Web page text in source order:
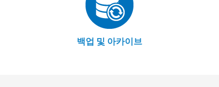
백업 및 아카이브